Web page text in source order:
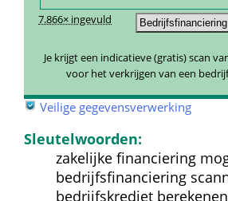
7.866× ingevuld
Je krijgt een indicatieve (gratis) scan
voor het verkrijgen van een
Veilige gegevensverwerking
Sleutelwoorden:
zakelijke financiering
bedrijfsfinanciering
bedrijfskrediet